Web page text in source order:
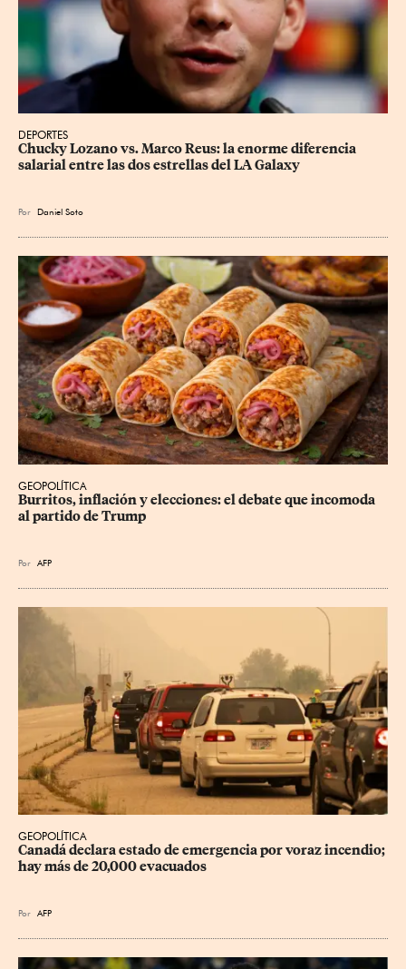
DEPORTES
Chucky Lozano vs. Marco Reus: la enorme diferencia
salarial entre las dos estrellas del LA Galaxy
Por Daniel Soto
GEOPOLÍTICA
Burritos, inflación y elecciones: el debate que incomoda
al partido de Trump
Por AFP
GEOPOLÍTICA
Canadá declara estado de emergencia por voraz incendio;
hay más de 20,000 evacuados
Por AFP